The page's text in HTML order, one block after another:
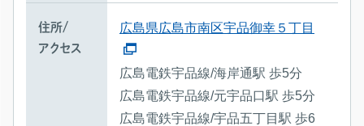
住所/
アクセス
広島県広島市南区宇品御幸５丁目
広島電鉄宇品線/海岸通駅 歩5分
広島電鉄宇品線/元宇品口駅 歩5分
広島電鉄宇品線/宇品五丁目駅 歩6